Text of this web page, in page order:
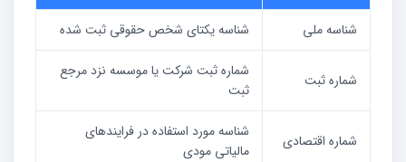
شناسه ملی شناسه یکتای شخص حقوقی ثبت شده
شماره ثبت
شماره ثبت شرکت یا موسسه نزد مرجع
ثبت
شماره اقتصادی
شناسه مورد استفاده در فرایندهای
مالیاتی مودی